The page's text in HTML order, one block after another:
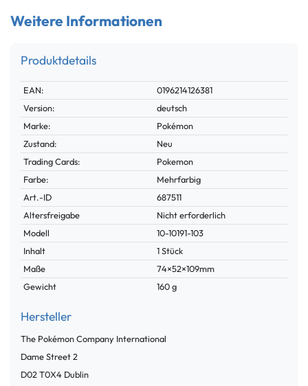
Weitere Informationen
Produktdetails
Technisches
Merkmal
Wert
EAN:
0196214126381
Version:
deutsch
Marke:
Pokémon
Zustand:
Neu
Trading Cards:
Pokemon
Farbe:
Mehrfarbig
Technisches
Merkmal
Wert
Art.-ID
687511
Altersfreigabe
Nicht erforderlich
Modell
10-10191-103
Inhalt
1 Stück
Maße
74×52×109mm
Gewicht
160 g
Hersteller
The Pokémon Company International
Dame Street2
D02 T0X4 Dublin